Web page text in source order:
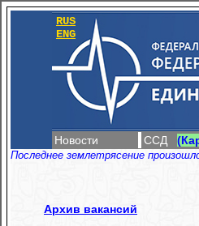
RUS
ENG
Новости ССД
Последнее землетрясение
Архив вакансий